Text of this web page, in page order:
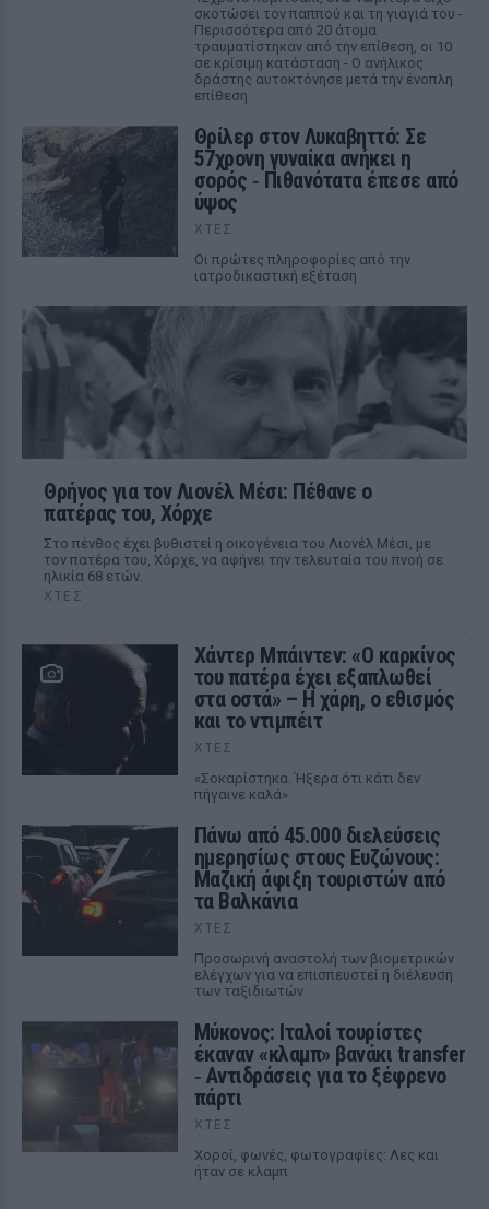
σκοτώσει τον παππού και τη γιαγιά του -
Περισσότερα από 20 άτομα
τραυματίστηκαν από την επίθεση, οι 10
σε κρίσιμη κατάσταση - Ο ανήλικος
δράστης αυτοκτόνησε μετά την ένοπλη
επίθεση
Θρίλερ στον Λυκαβηττό: Σε
57χρονη γυναίκα ανήκει η
σορός ‑ Πιθανότατα έπεσε από
ύψος
ΧΤΕΣ
Οι πρώτες πληροφορίες από την
ιατροδικαστική εξέταση
Θρήνος για τον Λιονέλ Μέσι: Πέθανε ο
πατέρας του, Χόρχε
Στο πένθος έχει βυθιστεί η οικογένεια του Λιονέλ Μέσι, με
τον πατέρα του, Χόρχε, να αφήνει την τελευταία του πνοή σε
ηλικία 68 ετών.
ΧΤΕΣ
Χάντερ Μπάιντεν: «Ο καρκίνος
του πατέρα έχει εξαπλωθεί
στα οστά» – Η χάρη, ο εθισμός
και το ντιμπέιτ
ΧΤΕΣ
«Σοκαρίστηκα. Ήξερα ότι κάτι δεν
πήγαινε καλά»
Πάνω από 45.000 διελεύσεις
ημερησίως στους Ευζώνους:
Μαζική άφιξη τουριστών από
τα Βαλκάνια
ΧΤΕΣ
Προσωρινή αναστολή των βιομετρικών
ελέγχων για να επισπευστεί η διέλευση
των ταξιδιωτών
Μύκονος: Ιταλοί τουρίστες
έκαναν «κλαμπ» βανάκι transfer
‑ Αντιδράσεις για το ξέφρενο
πάρτι
ΧΤΕΣ
Χοροί, φωνές, φωτογραφίες: Λες και
ήταν σε κλαμπ